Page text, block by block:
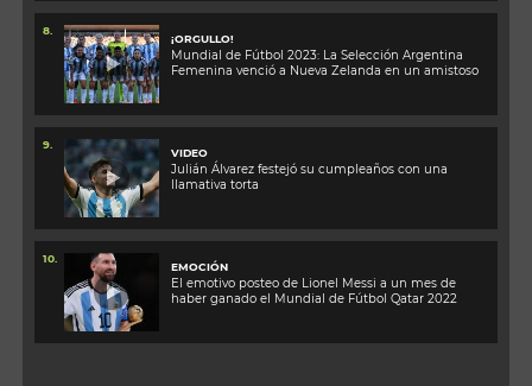
8.
¡ORGULLO!
Mundial de Fútbol 2023: La Selección Argentina
Femenina venció a Nueva Zelanda en un amistoso
9.
VIDEO
Julián Álvarez festejó su cumpleaños con una
llamativa torta
10.
EMOCIÓN
El emotivo posteo de Lionel Messi a un mes de
haber ganado el Mundial de Fútbol Qatar 2022